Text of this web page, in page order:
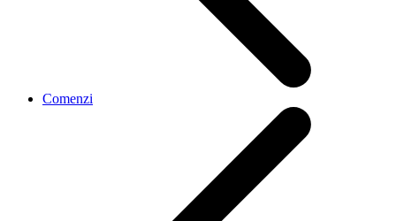
Comenzi